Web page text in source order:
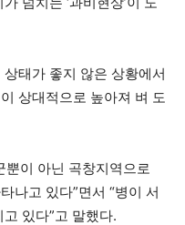
태가 좋지 않은 상황에서
상대적으로 높아져 벼 도
뿐이 아닌 곡창지역으로
나고 있다”면서 “병이 서
있다”고 말했다.